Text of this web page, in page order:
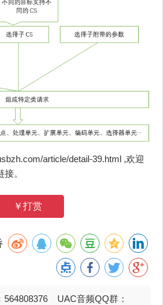
article/detail-39.html ,欢迎
。
￥打赏
564808376 UAC音频QQ群：